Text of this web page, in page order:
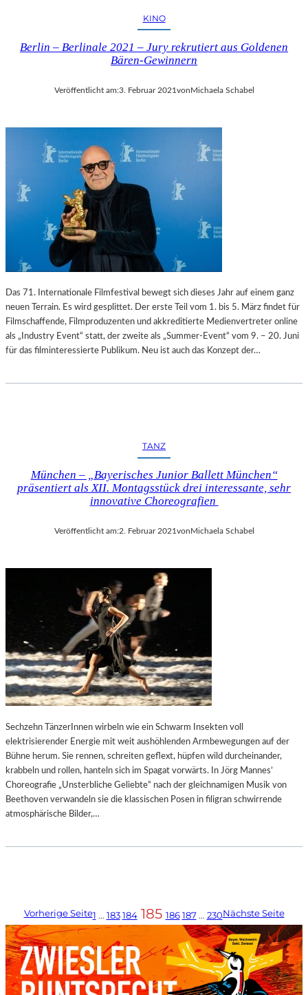
KINO
Berlin – Berlinale 2021 – Jury rekrutiert aus Goldenen
Bären-Gewinnern
Veröffentlicht am:3. Februar 2021vonMichaela Schabel
Das 71. Internationale Filmfestival bewegt sich dieses Jahr auf einem ganz
neuen Terrain. Es wird gesplittet. Der erste Teil vom 1. bis 5. März findet für
Filmschaffende, Filmproduzenten und akkreditierte Medienvertreter online
als „Industry Event“ statt, der zweite als „Summer-Event“ vom 9. – 20. Juni
für das filminteressierte Publikum. Neu ist auch das Konzept der…
TANZ
München – „Bayerisches Junior Ballett München“
präsentiert als XII. Montagsstück drei interessante, sehr
innovative Choreografien
Veröffentlicht am:2. Februar 2021 von Michaela Schabel
Sechzehn TänzerInnen wirbeln wie ein Schwarm Insekten voll
elektrisierender Energie mit weit aushöhlenden Armbewegungen auf der
Bühne herum. Sie rennen, schreiten geflext, hüpfen wild durcheinander,
krabbeln und rollen, hanteln sich im Spagat vorwärts. In Jörg Mannes’
Choreografie „Unsterbliche Geliebte“ nach der gleichnamigen Musik von
Beethoven verwandeln sie die klassischen Posen in filigran schwirrende
atmosphärische Bilder,…
Vorherige Seite1 … 183 184 185 186 187 … 230Nächste Seite